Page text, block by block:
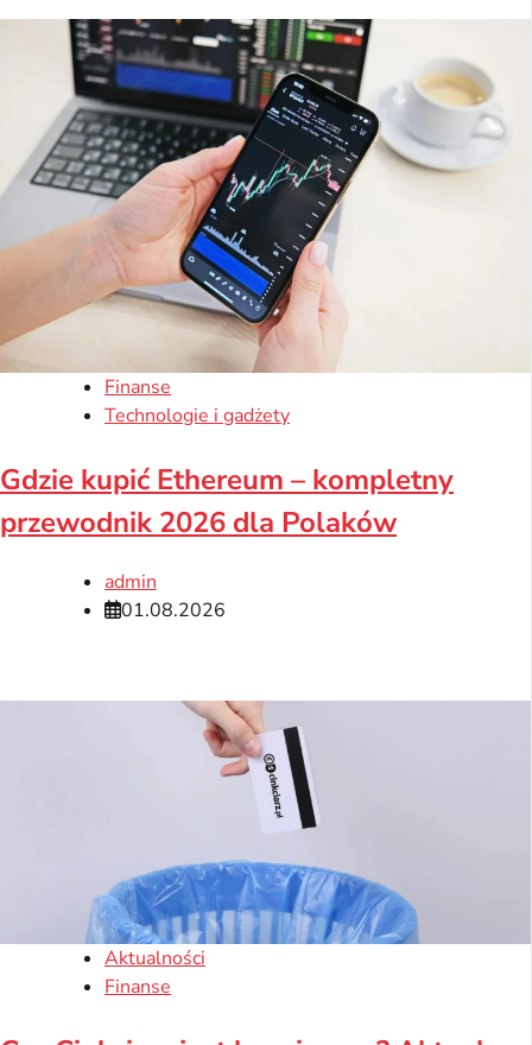
Finanse
Technologie i gadżety
Gdzie kupić Ethereum – kompletny
przewodnik 2026 dla Polaków
admin
01.08.2026
Aktualności
Finanse